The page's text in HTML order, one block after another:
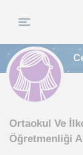
Ortaokul Ve
Öğretmenliği